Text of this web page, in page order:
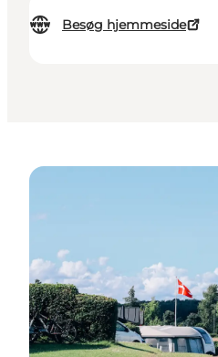
Besøg hjemmeside